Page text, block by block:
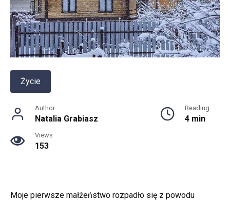
Życie
Author
Natalia Grabiasz
Reading
4 min
Views
153
Moje pierwsze małżeństwo rozpadło się z powodu